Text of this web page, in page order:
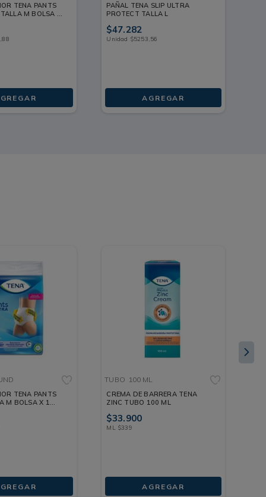
TENA PANTS
M BOLSA X
,88
PAÑAL TENA SLIP ULTRA
PROTECT TALLA L
$47.282
Unidad $5253,56
AGREGAR
TENA PANTS
M BOLSA X 1
TUBO 100 ML
CREMA DE BARRERA TENA
ZINC TUBO 100 ML
$33.900
ML $339
AGREGAR